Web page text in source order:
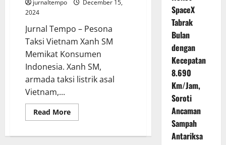
jurnaltempo
December 15,
2024
Jurnal Tempo – Pesona
Taksi Vietnam Xanh SM
Memikat Konsumen
Indonesia. Xanh SM,
armada taksi listrik asal
Vietnam,...
Read MoreRead
more
Listrik
SpaceX
Tabrak
Bulan
dengan
Kecepatan
8.690
Km/Jam,
Soroti
Ancaman
Sampah
Antariksa